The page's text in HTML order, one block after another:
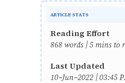
ARTICLE STATS
Reading Effort
868 words | 5 mins to
Last Updated
10-Jun-2022 | 03:45